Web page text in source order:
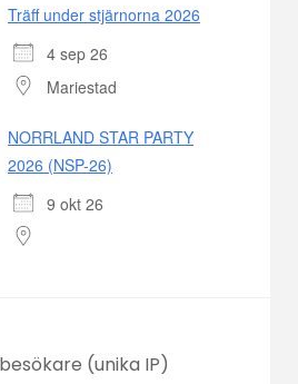
Träff under stjärnorna 2026
4 sep 26
Mariestad
NORRLAND STAR PARTY
2026 (NSP-26)
9 okt 26
(unika IP)